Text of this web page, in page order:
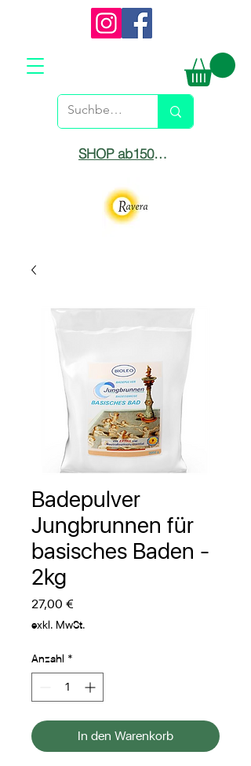
SHOP ab150€ versandkostenfrei
Badepulver
Jungbrunnen für
basisches Baden -
2kg
27,00 €
exkl. MwSt.
Anzahl *
In den Warenkorb